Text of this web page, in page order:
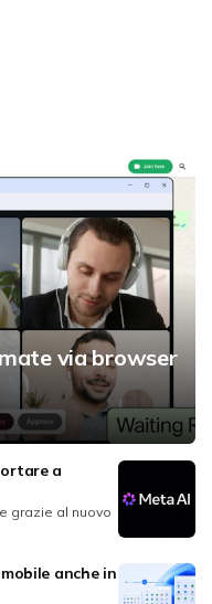
via browser
a
grazie al nuovo
anche in